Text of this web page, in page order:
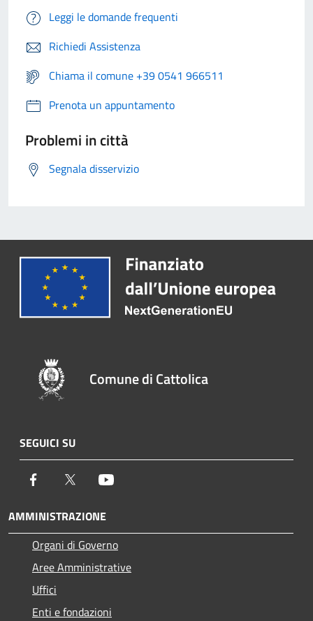
Leggi le domande frequenti
Richiedi Assistenza
Chiama il comune +39 0541 966511
Prenota un appuntamento
Problemi in città
Segnala disservizio
Comune di Cattolica
SEGUICI SU
Facebook Twitter
AMMINISTRAZIONE
Organi di Governo
Aree Amministrative
Uffici
Enti e fondazioni